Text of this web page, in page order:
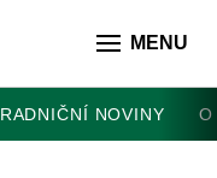
MENU
RADNIČNÍ NOVINY O